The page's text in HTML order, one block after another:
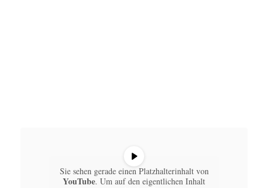
Sie sehen gerade einen Platzhalterinhalt von
YouTube. Um auf den eigentlichen Inhalt